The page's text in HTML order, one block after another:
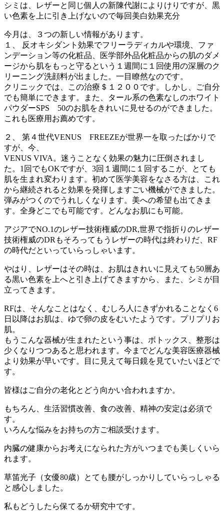
シミは、レザーと同じ個人の新陳代謝によりけりですが、黒
い色素を上に引き上げないので毎回美白効果充分
今月は、３つの新しい情報があります。
１、 反オキシダント効果でフリーラディカルや環境、ファ
ンデーション等の化粧品、医学部外品化粧品からの肌のダメ
ージから肌をもっと守るという１週間に１回使用の深層のク
リーニング洗顔料が出ました。一目瞭然なのです。
クリニックでは、この治療＄１２００です。しかし、ご自分
でも簡単にできます。また、タール系の色素なしのホワイト
パウダーSPS 50のお肌をきれいに見せるのができました。
これも医療用お薦めです。
２、 第４世代VENUS FREEZEが世界一を取ったばかりで
すが、今、
VENUS VIVA。迷うことなく効果の魅力に圧倒されまし
た。1回でもOKですが、3回１週間に１回するこが、とても
肌を生まれ変わります。初めて医学美容をなさる方は、これ
から継続されると効果を発揮しますごい機械ができました。
弾みがつくのでうれしくなります。美への希望も出てきま
す。全身どこでも可能です。どんなお肌にも可能。
アジアでNO.1のレザー技術権威のDR,世界で指折りのレザー
技術権威のDRもそろってもうレザーの時代は終わりだ、RF
の時代だといっていらっしゃいます。
やはり、レザーはその時は、お肌はきれいに見えても50層あ
る黒い色素を上へと引き上げてきますから、また、シミが目
立ってきます。
RFは、そんなことはなく、むしろ人にきずかれることなく6
日以降はお肌は、ゆで卵の皮をむいたようです。プリプリお
肌。
もうこんな器械が生まれたという事は、ボトックス、整形は
少くなりつつあると思われます。今までどんな美容医療器械
より効果が早いです。目に見えて毎日鏡を見ていたいほどで
す。
皆様はご自分の老化とどう向かい合われますか。
もちろん、生活習慣改善、食の改善、精神の安定は必須で
す。
いろんな悩みをお持ちの方ご相談受けます。
内臓の健康からお考えになられた方がいつまでも美しくいら
れます。
草笛光子（女優80歳）とても腰がしっかりしていらっしゃる
と感心しました。
私もどうしたら保てるか研究中です。